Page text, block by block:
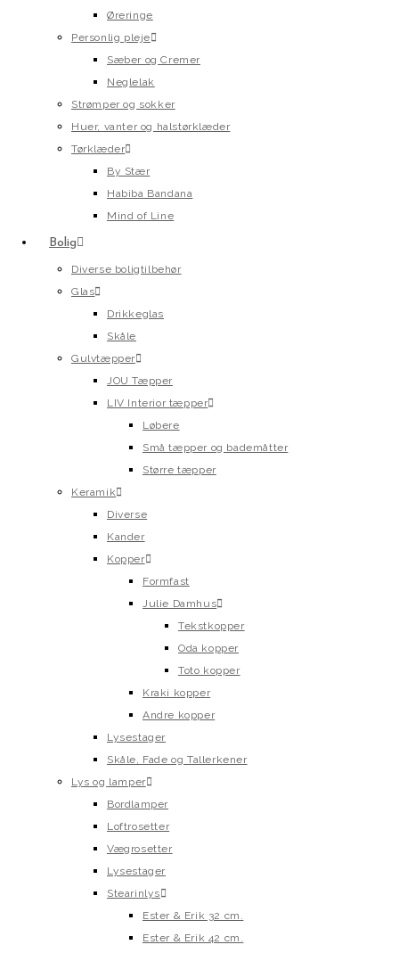
Øreringe
Personlig pleje
Sæber og Cremer
Neglelak
Strømper og sokker
Huer, vanter og halstørklæder
Tørklæder
By Stær
Habiba Bandana
Mind of Line
Bolig
Diverse boligtilbehør
Glas
Drikkeglas
Skåle
Gulvtæpper
JOU Tæpper
LIV Interior tæpper
Løbere
Små tæpper og bademåtter
Større tæpper
Keramik
Diverse
Kander
Kopper
Formfast
Julie Damhus
Tekstkopper
Oda kopper
Toto kopper
Kraki kopper
Andre kopper
Lysestager
Skåle, Fade og Tallerkener
Lys og lamper
Bordlamper
Loftrosetter
Vægrosetter
Lysestager
Stearinlys
Ester & Erik 32 cm.
Ester & Erik 42 cm.